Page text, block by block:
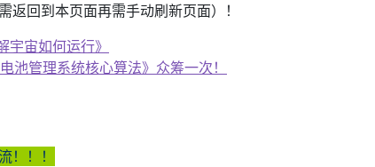
回到本页面再需手动刷新页面）！
宙如何运行》
池管理系统核心算法》众筹一次！
！！